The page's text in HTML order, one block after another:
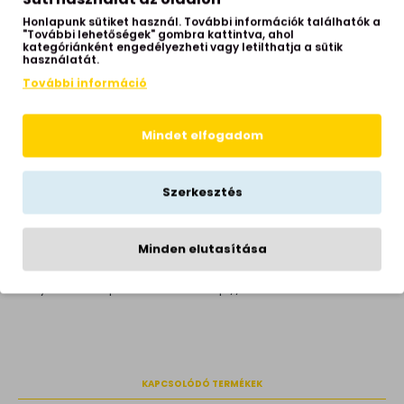
Fényforrás foglalata
E14
Teljesítmény
4x9W
Fényforrást tartalmaz
IP védettség
Hálózati feszültség
220-240 Volt
Gyártói honlap
http://klausen.hu
KAPCSOLÓDÓ TERMÉKEK
Honlapunk sütiket használ. További információk találhatók a
"További lehetőségek" gombra kattintva, ahol
kategóriánként engedélyezheti vagy letilthatja a sütik
használatát.
További információ
Mindet elfogadom
Szerkesztés
Minden elutasítása